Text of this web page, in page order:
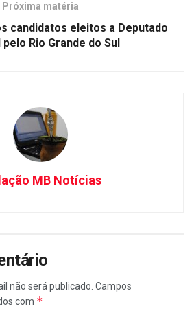
Próxima matéria
candidatos eleitos a Deputado
Rio Grande do Sul
MB Notícias
não será publicado. Campos
com *